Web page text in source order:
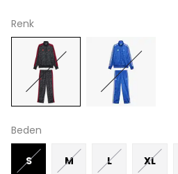
Renk
Beden
S M L XL